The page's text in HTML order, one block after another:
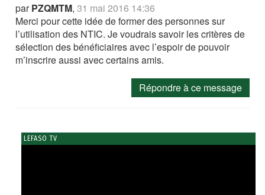
parPZQMTM,31 mai 2016 14:36
Merci pour cette idée de former des personnes sur
l’utilisation des NTIC. Je voudrais savoir les critères de
sélection des bénéficiaires avec l’espoir de pouvoir
m’inscrire aussi avec certains amis.
Répondre à ce message
LEFASO TV